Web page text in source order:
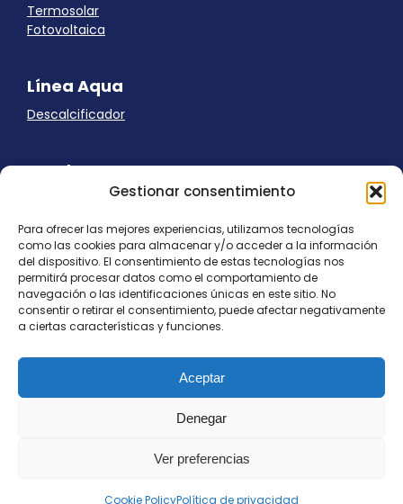
Gestionar consentimiento
Para ofrecer las mejores experiencias, utilizamos tecnologías
como las cookies para almacenar y/o acceder a la información
del dispositivo. El consentimiento de estas tecnologías nos
permitirá procesar datos como el comportamiento de
navegación o las identificaciones únicas en este sitio. No
consentir o retirar el consentimiento, puede afectar negativamente
a ciertas características y funciones.
Aceptar
Denegar
Ver preferencias
Cookie PolicyPolítica de privacidad
Termosolar
Fotovoltaica
Línea Aqua
Descalcificador
Ayuda
Panel Cookies
Política de privacidad
contacto@nostresol.com
Canal de Denuncias
Trabaja con nosotros
contacto@nostresol.com